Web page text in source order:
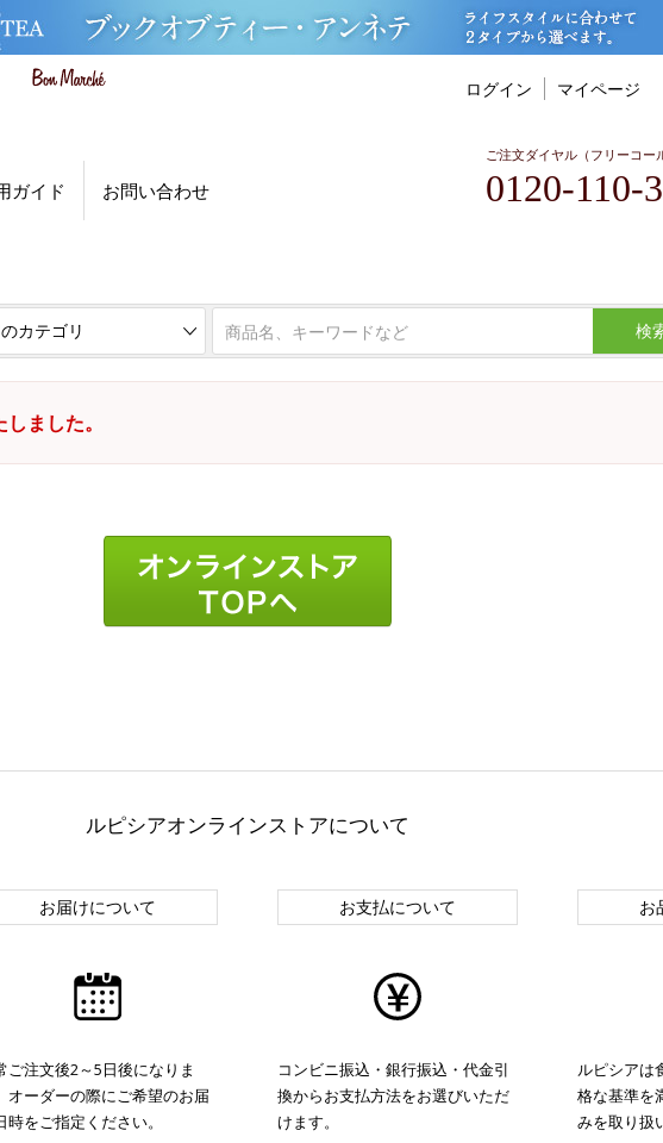
ログイン マイページ
ガイド お問い合わせ
ご注文ダイヤル（フリーコー
0120-110-
検
ました。
ルピシアオンラインストアについて
お届けについて
ご注文後2～5日後になりま
オーダーの際にご希望のお届
時をご指定ください。
お支払について
コンビニ振込・銀行振込・代金引
換からお支払方法をお選びいただ
けます。
お
ルピシアは
格な基準を
みを取り扱